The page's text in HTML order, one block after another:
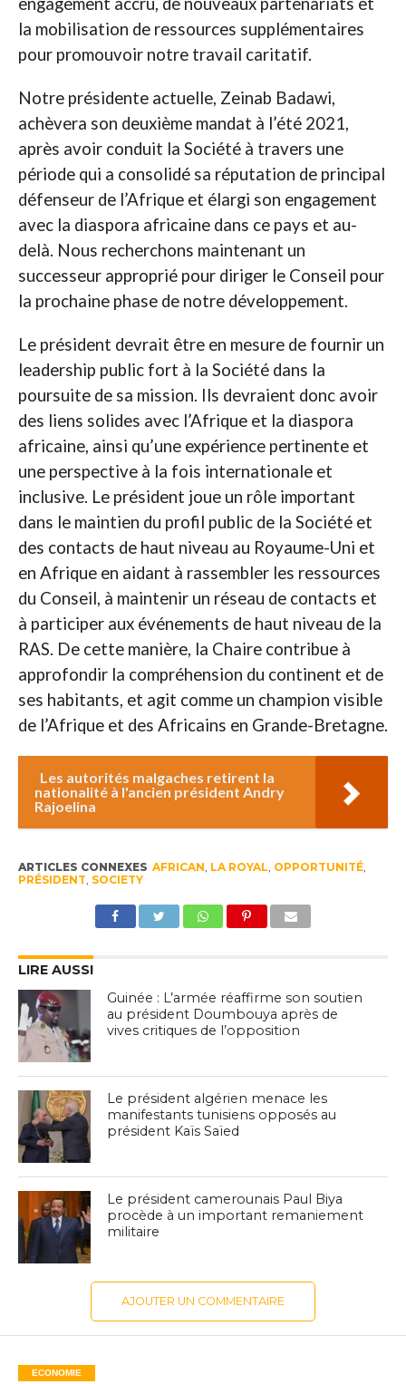
la mobilisation de ressources supplémentaires
pour promouvoir notre travail caritatif.
Notre présidente actuelle, Zeinab Badawi,
achèvera son deuxième mandat à l’été 2021,
après avoir conduit la Société à travers une
période qui a consolidé sa réputation de principal
défenseur de l’Afrique et élargi son engagement
avec la diaspora africaine dans ce pays et au-
delà. Nous recherchons maintenant un
successeur approprié pour diriger le Conseil pour
la prochaine phase de notre développement.
Le président devrait être en mesure de fournir un
leadership public fort à la Société dans la
poursuite de sa mission. Ils devraient donc avoir
des liens solides avec l’Afrique et la diaspora
africaine, ainsi qu’une expérience pertinente et
une perspective à la fois internationale et
inclusive. Le président joue un rôle important
dans le maintien du profil public de la Société et
des contacts de haut niveau au Royaume-Uni et
en Afrique en aidant à rassembler les ressources
du Conseil, à maintenir un réseau de contacts et
à participer aux événements de haut niveau de la
RAS. De cette manière, la Chaire contribue à
approfondir la compréhension du continent et de
ses habitants, et agit comme un champion visible
de l’Afrique et des Africains en Grande-Bretagne.
Les autorités malgaches retirent la
nationalité à l'ancien président Andry
Rajoelina
ARTICLES CONNEXES AFRICAN LA ROYAL OPPORTUNITÉ,
PRÉSIDENT SOCIETY
LIRE AUSSI
Guinée : L’armée réaffirme son soutien
au président Doumbouya après de
vives critiques de l’opposition
Le président algérien menace les
manifestants tunisiens opposés au
président Kaïs Saïed
Le président camerounais Paul Biya
procède à un important remaniement
militaire
AJOUTER UN COMMENTAIRE
ECONOMIE